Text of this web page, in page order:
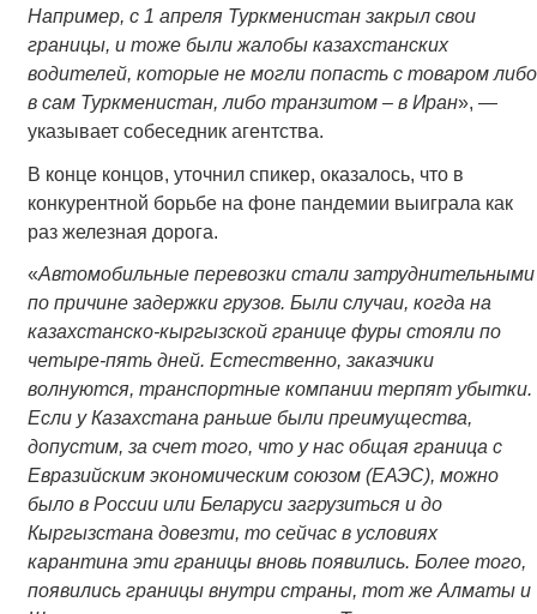
Например, с 1 апреля Туркменистан закрыл свои
границы, и тоже были жалобы казахстанских
водителей, которые не могли попасть с товаром либо
в сам Туркменистан, либо транзитом – в Иран», —
указывает собеседник агентства.
В конце концов, уточнил спикер, оказалось, что в
конкурентной борьбе на фоне пандемии выиграла как
раз железная дорога.
«Автомобильные перевозки стали затруднительными
по причине задержки грузов. Были случаи, когда на
казахстанско-кыргызской границе фуры стояли по
четыре-пять дней. Естественно, заказчики
волнуются, транспортные компании терпят убытки.
Если у Казахстана раньше были преимущества,
допустим, за счет того, что у нас общая граница с
Евразийским экономическим союзом (ЕАЭС), можно
было в России или Беларуси загрузиться и до
Кыргызстана довезти, то сейчас в условиях
карантина эти границы вновь появились. Более того,
появились границы внутри страны, тот же Алматы и